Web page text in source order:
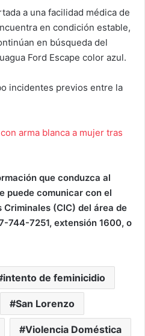
a una facilidad médica de
en condición estable,
en búsqueda del
Ford Escape color azul.
incidentes previos entre la
arma blanca a mujer tras
que conduzca al
puede comunicar con el
(CIC) del área de
744-7251, extensión 1600, o
intento de feminicidio
San Lorenzo
Violencia Doméstica